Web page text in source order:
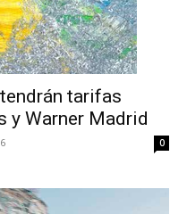
tarifas
y Warner Madrid
0